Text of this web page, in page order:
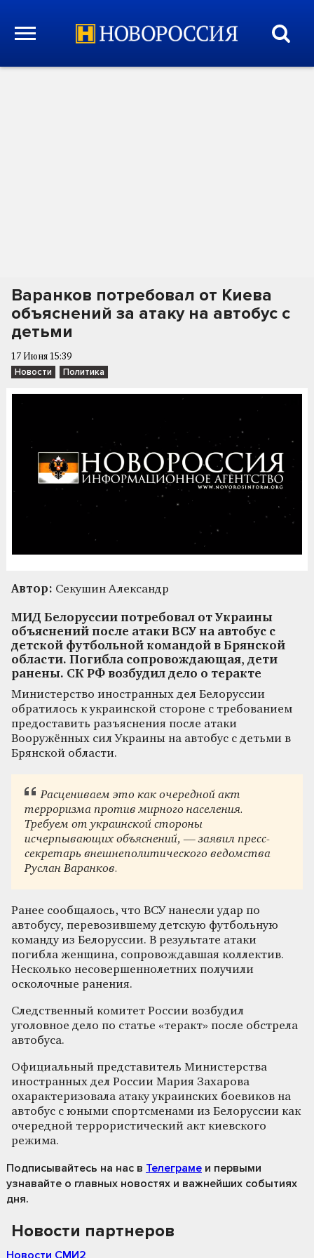
Варанков потребовал от Киева
объяснений за атаку на автобус с
детьми
17 Июня 15:39
Новости Политика
Автор: Секушин Александр
МИД Белоруссии потребовал от Украины
объяснений после атаки ВСУ на автобус с
детской футбольной командой в Брянской
области. Погибла сопровождающая, дети
ранены. СК РФ возбудил дело о теракте
Министерство иностранных дел Белоруссии
обратилось к украинской стороне с требованием
предоставить разъяснения после атаки
Вооружённых сил Украины на автобус с детьми в
Брянской области.
Расцениваем это как очередной акт
терроризма против мирного населения.
Требуем от украинской стороны
исчерпывающих объяснений, — заявил пресс-
секретарь внешнеполитического ведомства
Руслан Варанков.
Ранее сообщалось, что ВСУ нанесли удар по
автобусу, перевозившему детскую футбольную
команду из Белоруссии. В результате атаки
погибла женщина, сопровождавшая коллектив.
Несколько несовершеннолетних получили
осколочные ранения.
Следственный комитет России возбудил
уголовное дело по статье «теракт» после обстрела
автобуса.
Официальный представитель Министерства
иностранных дел России Мария Захарова
охарактеризовала атаку украинских боевиков на
автобус с юными спортсменами из Белоруссии как
очередной террористический акт киевского
режима.
Подписывайтесь на нас в Телеграме и первыми
узнавайте о главных новостях и важнейших событиях
дня.
Новости партнеров
Новости СМИ2